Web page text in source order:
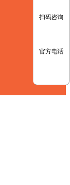
扫码咨询
官方电话